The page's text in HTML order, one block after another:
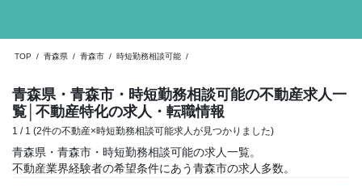
TOP / 青森県 / 青森市 / 時短勤務相談可能 /
青森県・青森市・時短勤務相談可能の不動産求人一
覧 │不動産特化の求人・転職情報
1 / 1 (2件の不動産×時短勤務相談可能求人が見つかりました)
青森県・青森市・時短勤務相談可能の求人一覧。
不動産業界経験者の希望条件にあう青森市の求人多数。